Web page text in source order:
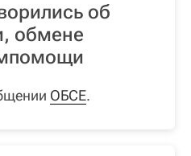
об
обмене
ОБСЕ.